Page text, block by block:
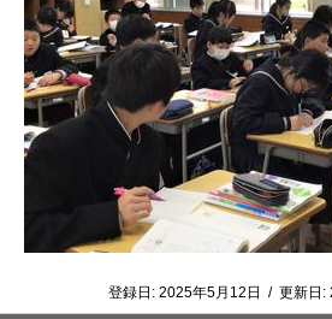
登録日: 2025年5月12日 / 更新日: